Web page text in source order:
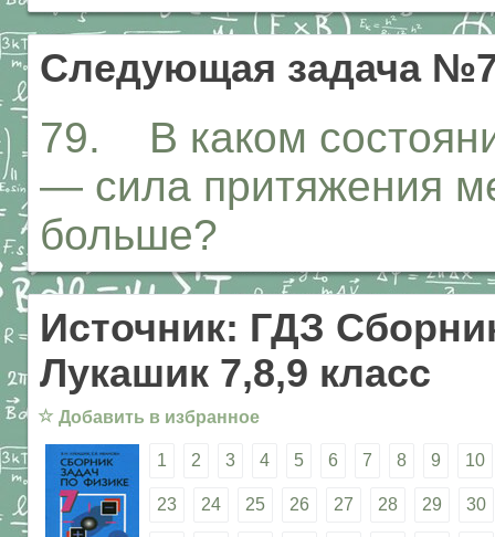
Следующая задача
79. В каком
— сила притяжения
больше?
Источник: ГДЗ
Лукашик 7,8,9 класс
☆ Добавить в избранное
1 2 3 4 5 6 7 8 9 10
23 24 25 26 27 28 29 30